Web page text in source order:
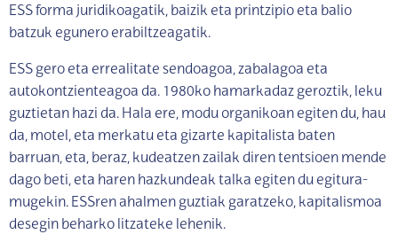
ESS forma juridikoagatik, baizik eta printzipio eta balio
batzuk egunero erabiltzeagatik.
ESS gero eta errealitate sendoagoa, zabalagoa eta
autokontzienteagoa da. 1980ko hamarkadaz geroztik, leku
guztietan hazi da. Hala ere, modu organikoan egiten du, hau
da, motel, eta merkatu eta gizarte kapitalista baten
barruan, eta, beraz, kudeatzen zailak diren tentsioen mende
dago beti, eta haren hazkundeak talka egiten du egitura-
mugekin. ESSren ahalmen guztiak garatzeko, kapitalismoa
desegin beharko litzateke lehenik.